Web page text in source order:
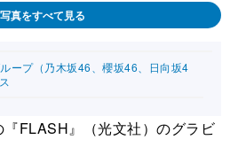
写真をすべて見る
ープ（乃木坂46、櫻坂46、日向坂4
FLASH』（光文社）のグラビ